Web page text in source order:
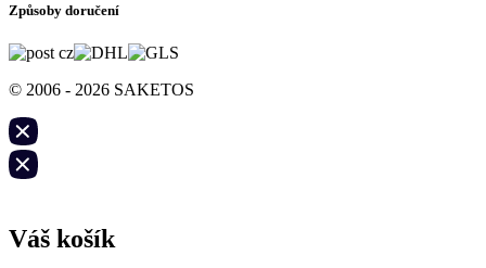
Způsoby doručení
© 2006 - 2026 SAKETOS
Váš košík